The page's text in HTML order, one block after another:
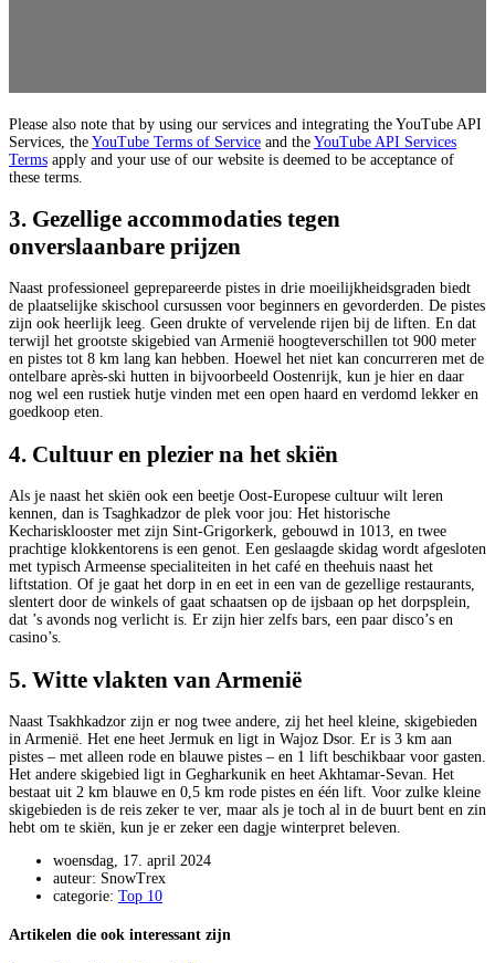
Please also note that by using our services and integrating the YouTube API
Services, the YouTube Terms of Service and the YouTube API Services
Terms apply and your use of our website is deemed to be acceptance of
these terms.
3. Gezellige accommodaties tegen
onverslaanbare prijzen
Naast professioneel geprepareerde pistes in drie moeilijkheidsgraden biedt
de plaatselijke skischool cursussen voor beginners en gevorderden. De pistes
zijn ook heerlijk leeg. Geen drukte of vervelende rijen bij de liften. En dat
terwijl het grootste skigebied van Armenië hoogteverschillen tot 900 meter
en pistes tot 8 km lang kan hebben. Hoewel het niet kan concurreren met de
ontelbare après-ski hutten in bijvoorbeeld Oostenrijk, kun je hier en daar
nog wel een rustiek hutje vinden met een open haard en verdomd lekker en
goedkoop eten.
4. Cultuur en plezier na het skiën
Als je naast het skiën ook een beetje Oost-Europese cultuur wilt leren
kennen, dan is Tsaghkadzor de plek voor jou: Het historische
Kecharisklooster met zijn Sint-Grigorkerk, gebouwd in 1013, en twee
prachtige klokkentorens is een genot. Een geslaagde skidag wordt afgesloten
met typisch Armeense specialiteiten in het café en theehuis naast het
liftstation. Of je gaat het dorp in en eet in een van de gezellige restaurants,
slentert door de winkels of gaat schaatsen op de ijsbaan op het dorpsplein,
dat ’s avonds nog verlicht is. Er zijn hier zelfs bars, een paar disco’s en
casino’s.
5. Witte vlakten van Armenië
Naast Tsakhkadzor zijn er nog twee andere, zij het heel kleine, skigebieden
in Armenië. Het ene heet Jermuk en ligt in Wajoz Dsor. Er is 3 km aan
pistes – met alleen rode en blauwe pistes – en 1 lift beschikbaar voor gasten.
Het andere skigebied ligt in Gegharkunik en heet Akhtamar-Sevan. Het
bestaat uit 2 km blauwe en 0,5 km rode pistes en één lift. Voor zulke kleine
skigebieden is de reis zeker te ver, maar als je toch al in de buurt bent en zin
hebt om te skiën, kun je er zeker een dagje winterpret beleven.
woensdag, 17. april 2024
auteur: SnowTrex
categorie: Top 10
Artikelen die ook interessant zijn